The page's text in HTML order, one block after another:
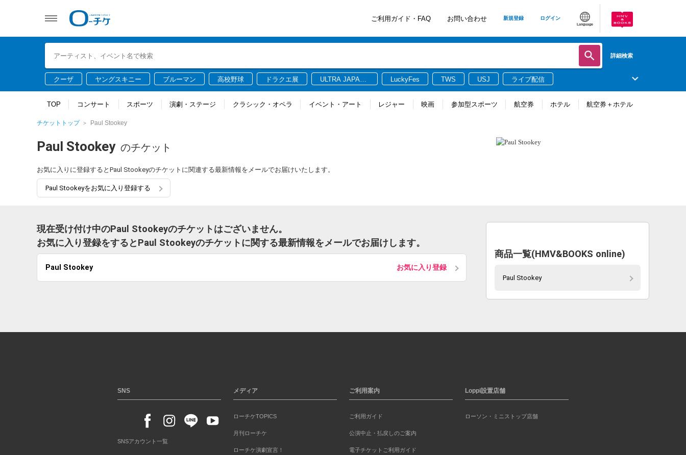
ご利用ガイド・FAQ お問い合わせ 新規登録 ログイン
Language
詳細検索
クーザ ヤングスキニー ブルーマン 高校野球 ドラクエ展
ULTRA JAPAN
LuckyFes TWS USJ ライブ配信
TOP コンサート スポーツ 演劇・ステージ クラシック・オペラ イベント・アート レジャー 映画 参加型スポーツ 航空券 ホテル 航空券＋ホテル
チケットトップ Paul Stookey
Paul Stookey のチケット
お気に入りに登録するとPaul Stookeyのチケットに関連する最新情報をメールでお届けいたします。
Paul Stookeyをお気に入り登録する
現在受け付け中のPaul Stookeyのチケットはございません。
お気に入り登録をするとPaul Stookeyのチケットに関する最新情報をメールでお届けします。
Paul Stookey お気に入り登録
商品一覧(HMV&BOOKS online)
Paul Stookey
SNS
SNSアカウント一覧
メディア
ローチケTOPICS
月刊ローチケ
ローチケ演劇宣言！
ご利用案内
ご利用ガイド
公演中止・払戻しのご案内
電子チケットご利用ガイド
Loppi設置店舗
ローソン・ミニストップ店舗